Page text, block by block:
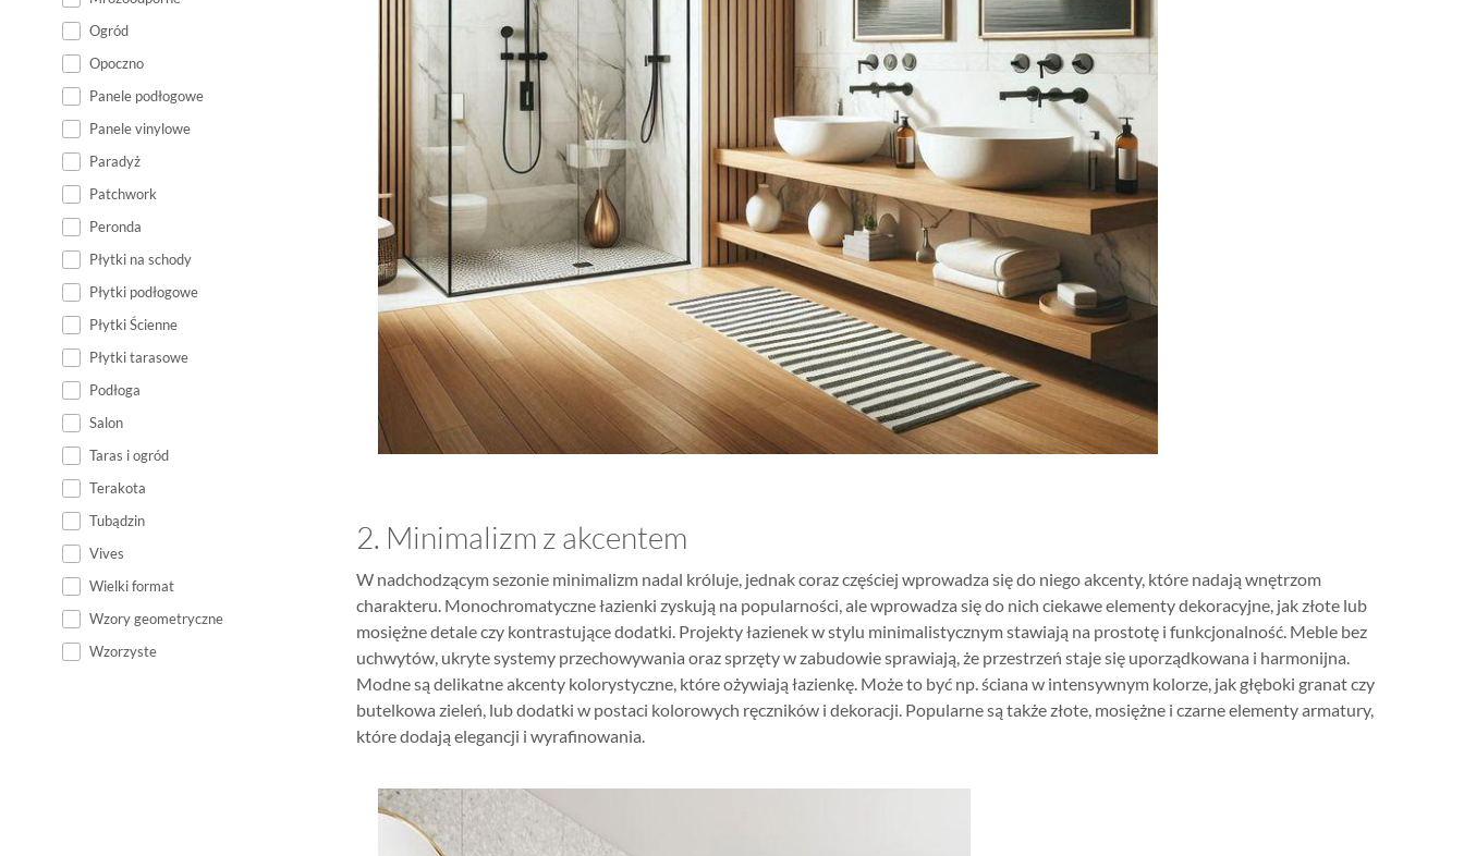
Ogród
Opoczno
Panele podłogowe
Panele vinylowe
Paradyż
Patchwork
Peronda
Płytki na schody
Płytki podłogowe
Płytki Ścienne
Płytki tarasowe
Podłoga
Salon
Taras i ogród
Terakota
Tubądzin
Vives
Wielki format
Wzory geometryczne
Wzorzyste
2. Minimalizm z akcentem
W nadchodzącym sezonie minimalizm nadal króluje, jednak coraz częściej wprowadza się do niego akcenty, które nadają wnętrzom
charakteru. Monochromatyczne łazienki zyskują na popularności, ale wprowadza się do nich ciekawe elementy dekoracyjne, jak złote lub
mosiężne detale czy kontrastujące dodatki. Projekty łazienek w stylu minimalistycznym stawiają na prostotę i funkcjonalność. Meble bez
uchwytów, ukryte systemy przechowywania oraz sprzęty w zabudowie sprawiają, że przestrzeń staje się uporządkowana i harmonijna.
Modne są delikatne akcenty kolorystyczne, które ożywiają łazienkę. Może to być np. ściana w intensywnym kolorze, jak głęboki granat czy
butelkowa zieleń, lub dodatki w postaci kolorowych ręczników i dekoracji. Popularne są także złote, mosiężne i czarne elementy armatury,
które dodają elegancji i wyrafinowania.